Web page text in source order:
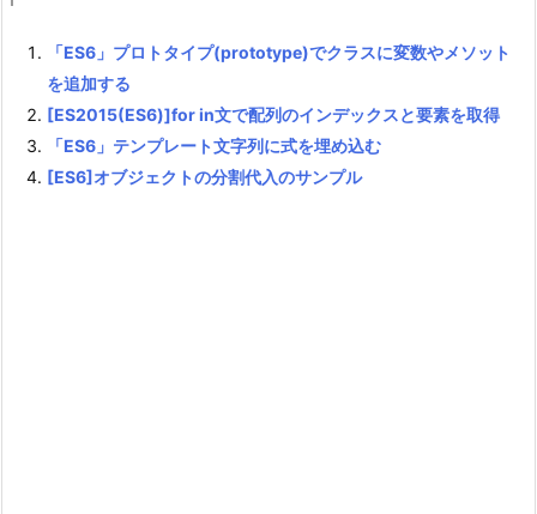
「ES6」プロトタイプ(prototype)でクラスに変数やメソット
を追加する
[ES2015(ES6)]for in文で配列のインデックスと要素を取得
「ES6」テンプレート文字列に式を埋め込む
[ES6]オブジェクトの分割代入のサンプル